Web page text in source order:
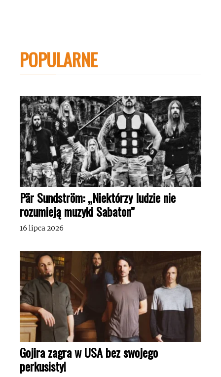
POPULARNE
Pär Sundström: „Niektórzy ludzie nie
rozumieją muzyki Sabaton”
16 lipca 2026
Gojira zagra w USA bez swojego
perkusisty!